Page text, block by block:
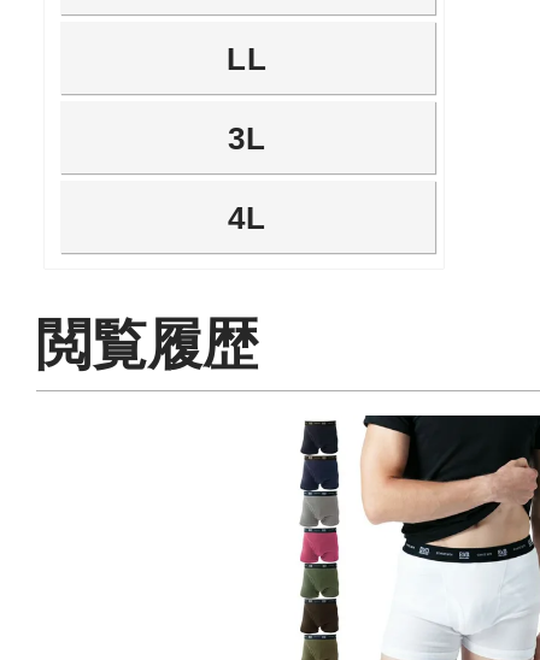
LL
3L
4L
閲覧履歴